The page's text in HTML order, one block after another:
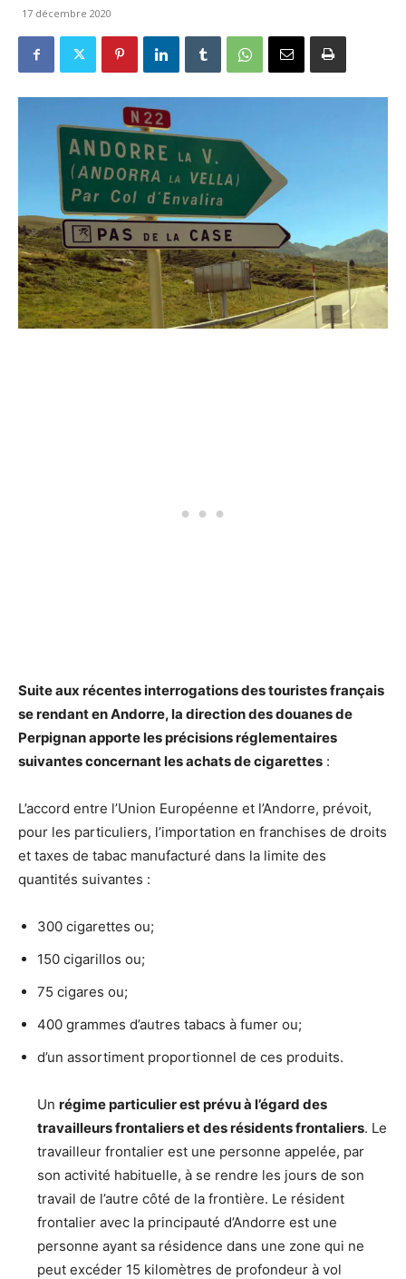
17 décembre 2020
Suite aux récentes interrogations des touristes français
se rendant en Andorre, la direction des douanes de
Perpignan apporte les précisions réglementaires
suivantes concernant les achats de cigarettes :
L’accord entre l’Union Européenne et l’Andorre, prévoit,
pour les particuliers, l’importation en franchises de droits
et taxes de tabac manufacturé dans la limite des
quantités suivantes :
300 cigarettes ou;
150 cigarillos ou;
75 cigares ou;
400 grammes d’autres tabacs à fumer ou;
d’un assortiment proportionnel de ces produits.
Un régime particulier est prévu à l’égard des
travailleurs frontaliers et des résidents frontaliers. Le
travailleur frontalier est une personne appelée, par
son activité habituelle, à se rendre les jours de son
travail de l’autre côté de la frontière. Le résident
frontalier avec la principauté d’Andorre est une
personne ayant sa résidence dans une zone qui ne
peut excéder 15 kilomètres de profondeur à vol